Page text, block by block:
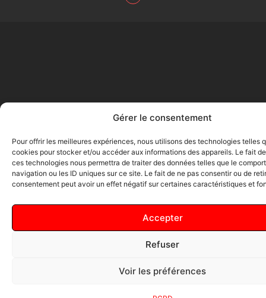
Gérer le consentement
Pour offrir les meilleures expériences, nous utilisons des technologies telles
cookies pour stocker et/ou accéder aux informations des appareils. Le fait
ces technologies nous permettra de traiter des données telles que le
navigation ou les ID uniques sur ce site. Le fait de ne pas consentir ou de
consentement peut avoir un effet négatif sur certaines caractéristiques et
Accepter
Refuser
Voir les préférences